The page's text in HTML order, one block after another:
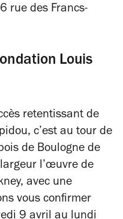
rue des Francs-
Louis
retentissant de
c’est au tour de
de Boulogne de
l’œuvre de
avec une
vous confirmer
9 avril au lundi